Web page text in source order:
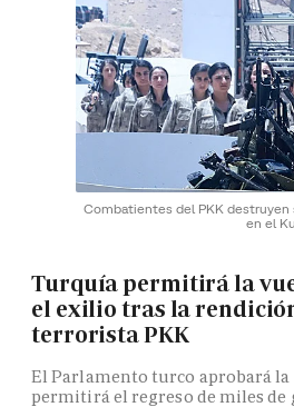
Combatientes del PKK destruyen
en el
Turquía permitirá la
el exilio tras la
terrorista PKK
El Parlamento turco aprobará la
permitirá el regreso de miles